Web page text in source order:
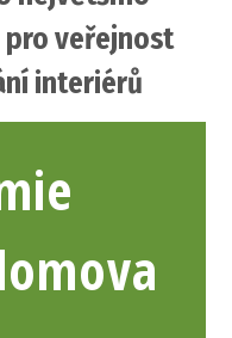
veřejnost
interiérů